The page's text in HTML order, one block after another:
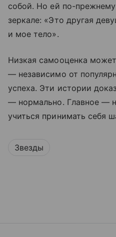
собой. Но ей по-
зеркале: «Это другая
и мое тело».
Низкая самооценка
— независимо от
успеха. Эти истории
— нормально. Главное —
учиться принимать себя
Звезды